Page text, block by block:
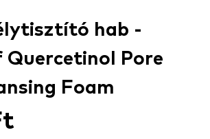
hab -
Quercetinol Pore
Foam